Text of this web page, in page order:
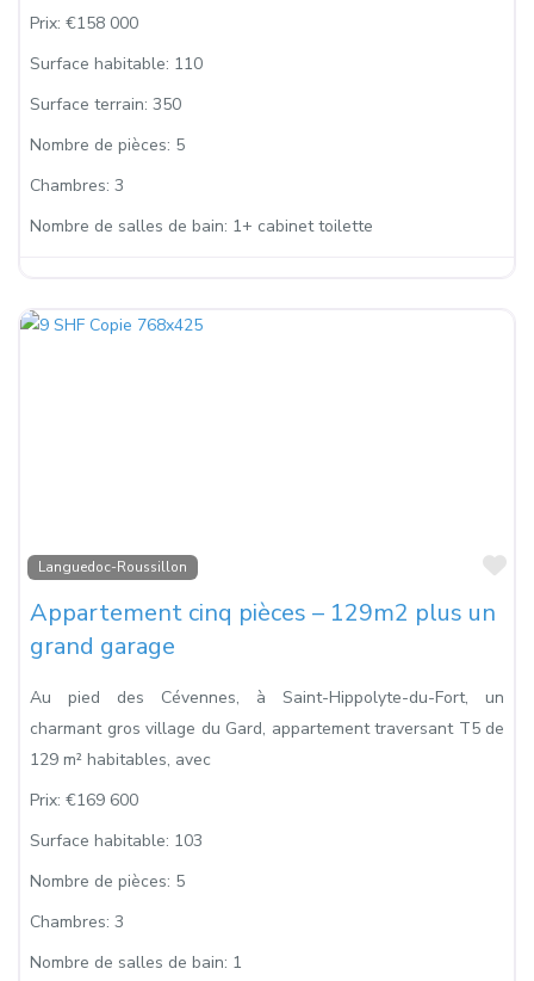
Prix: €158 000
Surface habitable: 110
Surface terrain: 350
Nombre de pièces: 5
Chambres: 3
Nombre de salles de bain: 1+ cabinet toilette
Languedoc-Roussillon
Appartement cinq pièces – 129m2 plus un
grand garage
Au pied des Cévennes, à Saint-Hippolyte-du-Fort, un
charmant gros village du Gard, appartement traversant T5 de
129 m² habitables, avec
Prix: €169 600
Surface habitable: 103
Nombre de pièces: 5
Chambres: 3
Nombre de salles de bain: 1